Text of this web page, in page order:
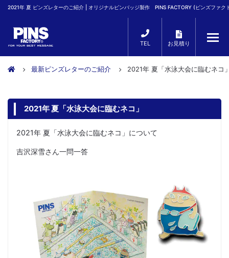
2021年 夏 ピンズレターのご紹介 | オリジナルピンバッジ製作 PINS FACTORY (ピンズファク
TEL お見積り
最新ピンズレターのご紹介 2021年 夏「水泳大会に臨むネコ
2021年 夏「水泳大会に臨むネコ」
2021年 夏「水泳大会に臨むネコ」について
吉沢深雪さん一問一答